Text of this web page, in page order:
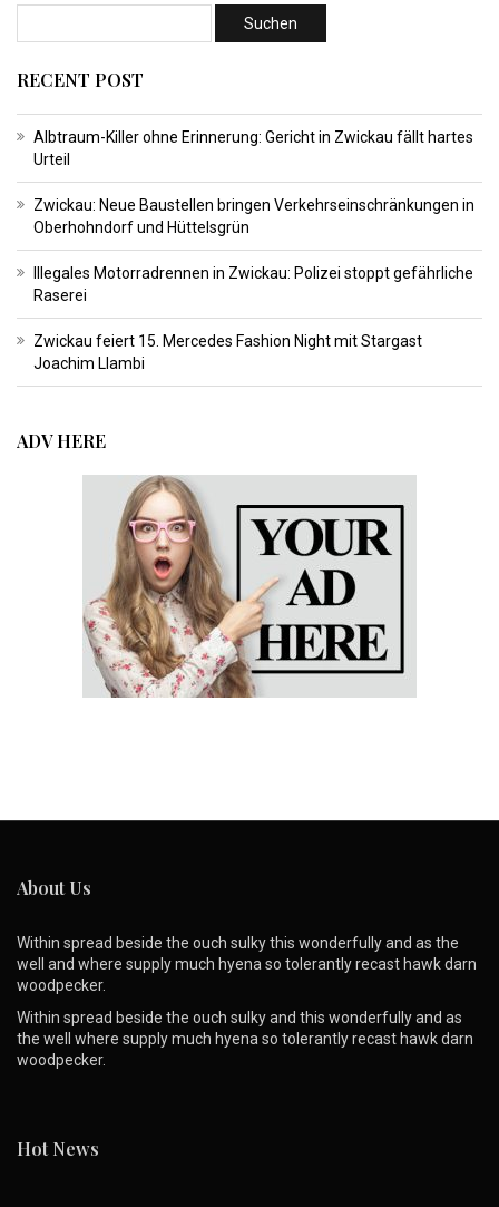
RECENT POST
Albtraum-Killer ohne Erinnerung: Gericht in Zwickau fällt hartes
Urteil
Zwickau: Neue Baustellen bringen Verkehrseinschränkungen in
Oberhohndorf und Hüttelsgrün
Illegales Motorradrennen in Zwickau: Polizei stoppt gefährliche
Raserei
Zwickau feiert 15. Mercedes Fashion Night mit Stargast
Joachim Llambi
ADV HERE
About Us
Within spread beside the ouch sulky this wonderfully and as the
well and where supply much hyena so tolerantly recast hawk darn
woodpecker.
Within spread beside the ouch sulky and this wonderfully and as
the well where supply much hyena so tolerantly recast hawk darn
woodpecker.
Hot News